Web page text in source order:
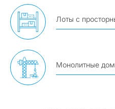
Лоты с
Монолитные